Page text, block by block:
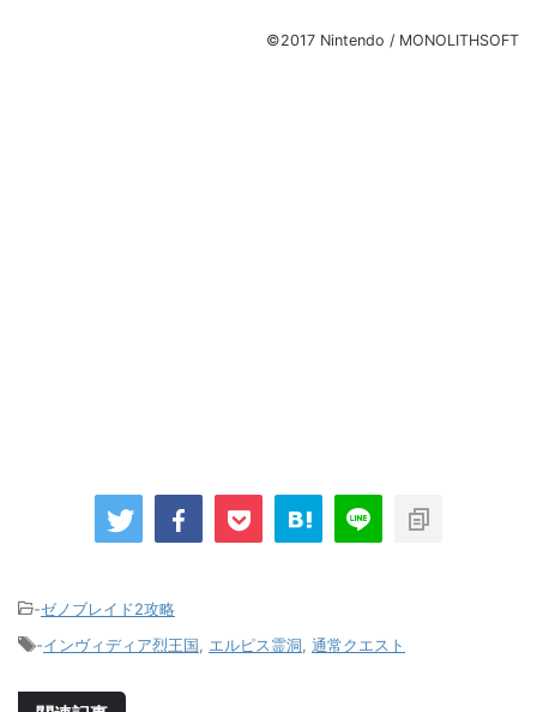
©2017 Nintendo / MONOLITHSOFT
-ゼノブレイド2攻略
-インヴィディア烈王国 エルピス霊洞 通常クエスト